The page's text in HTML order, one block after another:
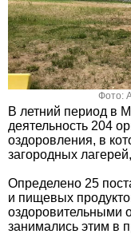
Фото:
В летний период в
деятельность 204
оздоровления, в
загородных
Определено 25
и пищевых
оздоровительными
занимались этим в